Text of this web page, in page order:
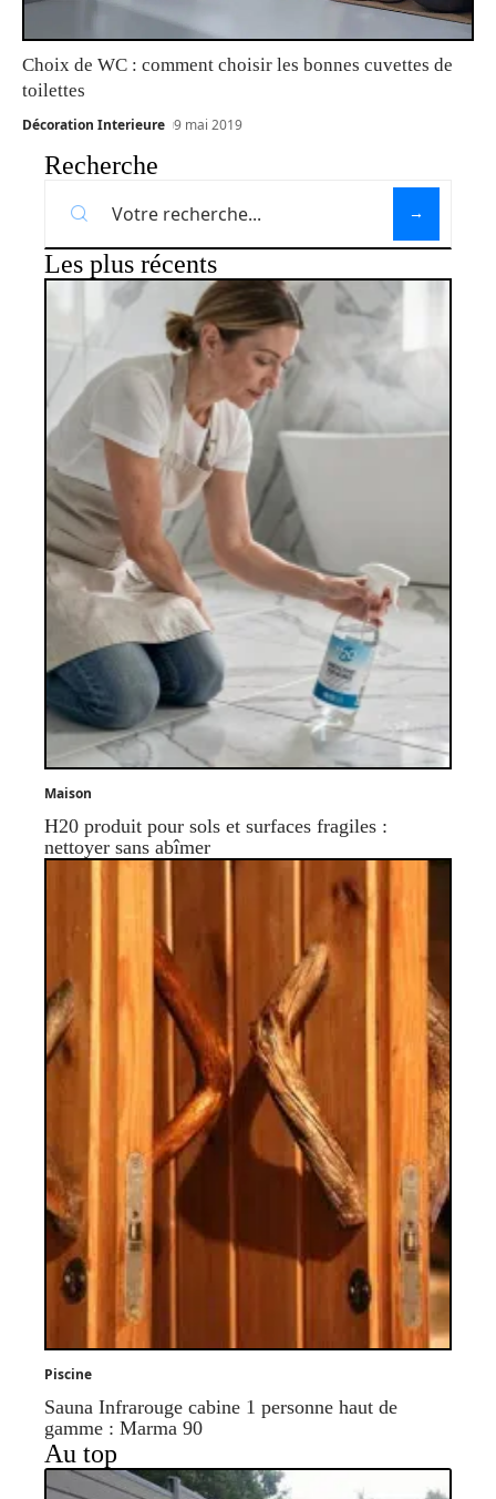
Choix de WC : comment choisir les bonnes cuvettes de
toilettes
Décoration Interieure 9 mai 2019
Recherche
Les plus récents
Maison
H20 produit pour sols et surfaces fragiles :
nettoyer sans abîmer
Piscine
Sauna Infrarouge cabine 1 personne haut de
gamme : Marma 90
Au top